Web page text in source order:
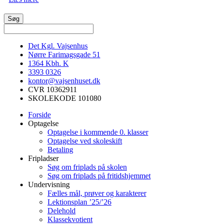
Det Kgl. Vajsenhus
Nørre Farimagsgade 51
1364 Kbh. K
3393 0326
kontor@vajsenhuset.dk
CVR 10362911
SKOLEKODE 101080
Forside
Optagelse
Optagelse i kommende 0. klasser
Optagelse ved skoleskift
Betaling
Fripladser
Søg om friplads på skolen
Søg om friplads på fritidshjemmet
Undervisning
Fælles mål, prøver og karakterer
Lektionsplan ’25/’26
Delehold
Klassekvotient